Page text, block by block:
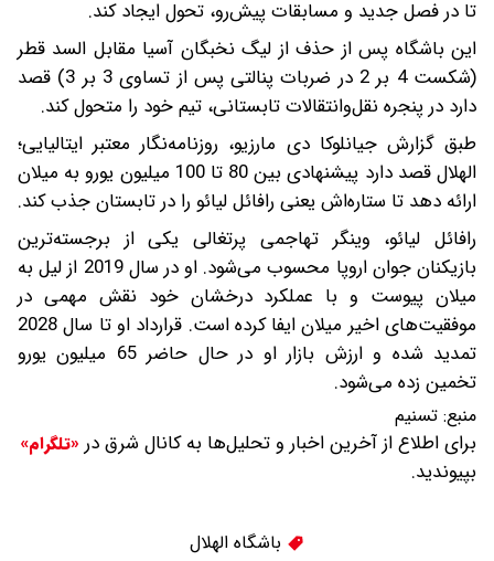
تا در فصل جدید و مسابقات پیش‌رو، تحول ایجاد کند.
این باشگاه پس از حذف از لیگ نخبگان آسیا مقابل السد قطر
(شکست 4 بر 2 در ضربات پنالتی پس از تساوی 3 بر 3) قصد
دارد در پنجره نقل‌و‌انتقالات تابستانی، تیم خود را متحول کند.
طبق گزارش جیانلوکا دی مارزیو، روزنامه‌نگار معتبر ایتالیایی؛
الهلال قصد دارد پیشنهادی بین 80 تا 100 میلیون یورو به میلان
ارائه دهد تا ستاره‌اش یعنی رافائل لیائو را در تابستان جذب کند.
رافائل لیائو، وینگر تهاجمی پرتغالی یکی از برجسته‌ترین
بازیکنان جوان اروپا محسوب می‌شود. او در سال 2019 از لیل به
میلان پیوست و با عملکرد درخشان خود نقش مهمی در
موفقیت‌های اخیر میلان ایفا کرده است. قرارداد او تا سال 2028
تمدید شده و ارزش بازار او در حال حاضر 65 میلیون یورو
تخمین زده می‌شود.
منبع: تسنیم
برای اطلاع از آخرین اخبار و تحلیل‌ها به کانال شرق در «تلگرام»
بپیوندید.
باشگاه الهلال